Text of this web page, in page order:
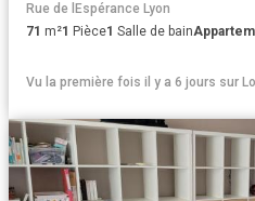
Rue de lEspérance Lyon
71 m²1 Pièce1 Salle de bain
Vu la première fois il y a 6 jours sur